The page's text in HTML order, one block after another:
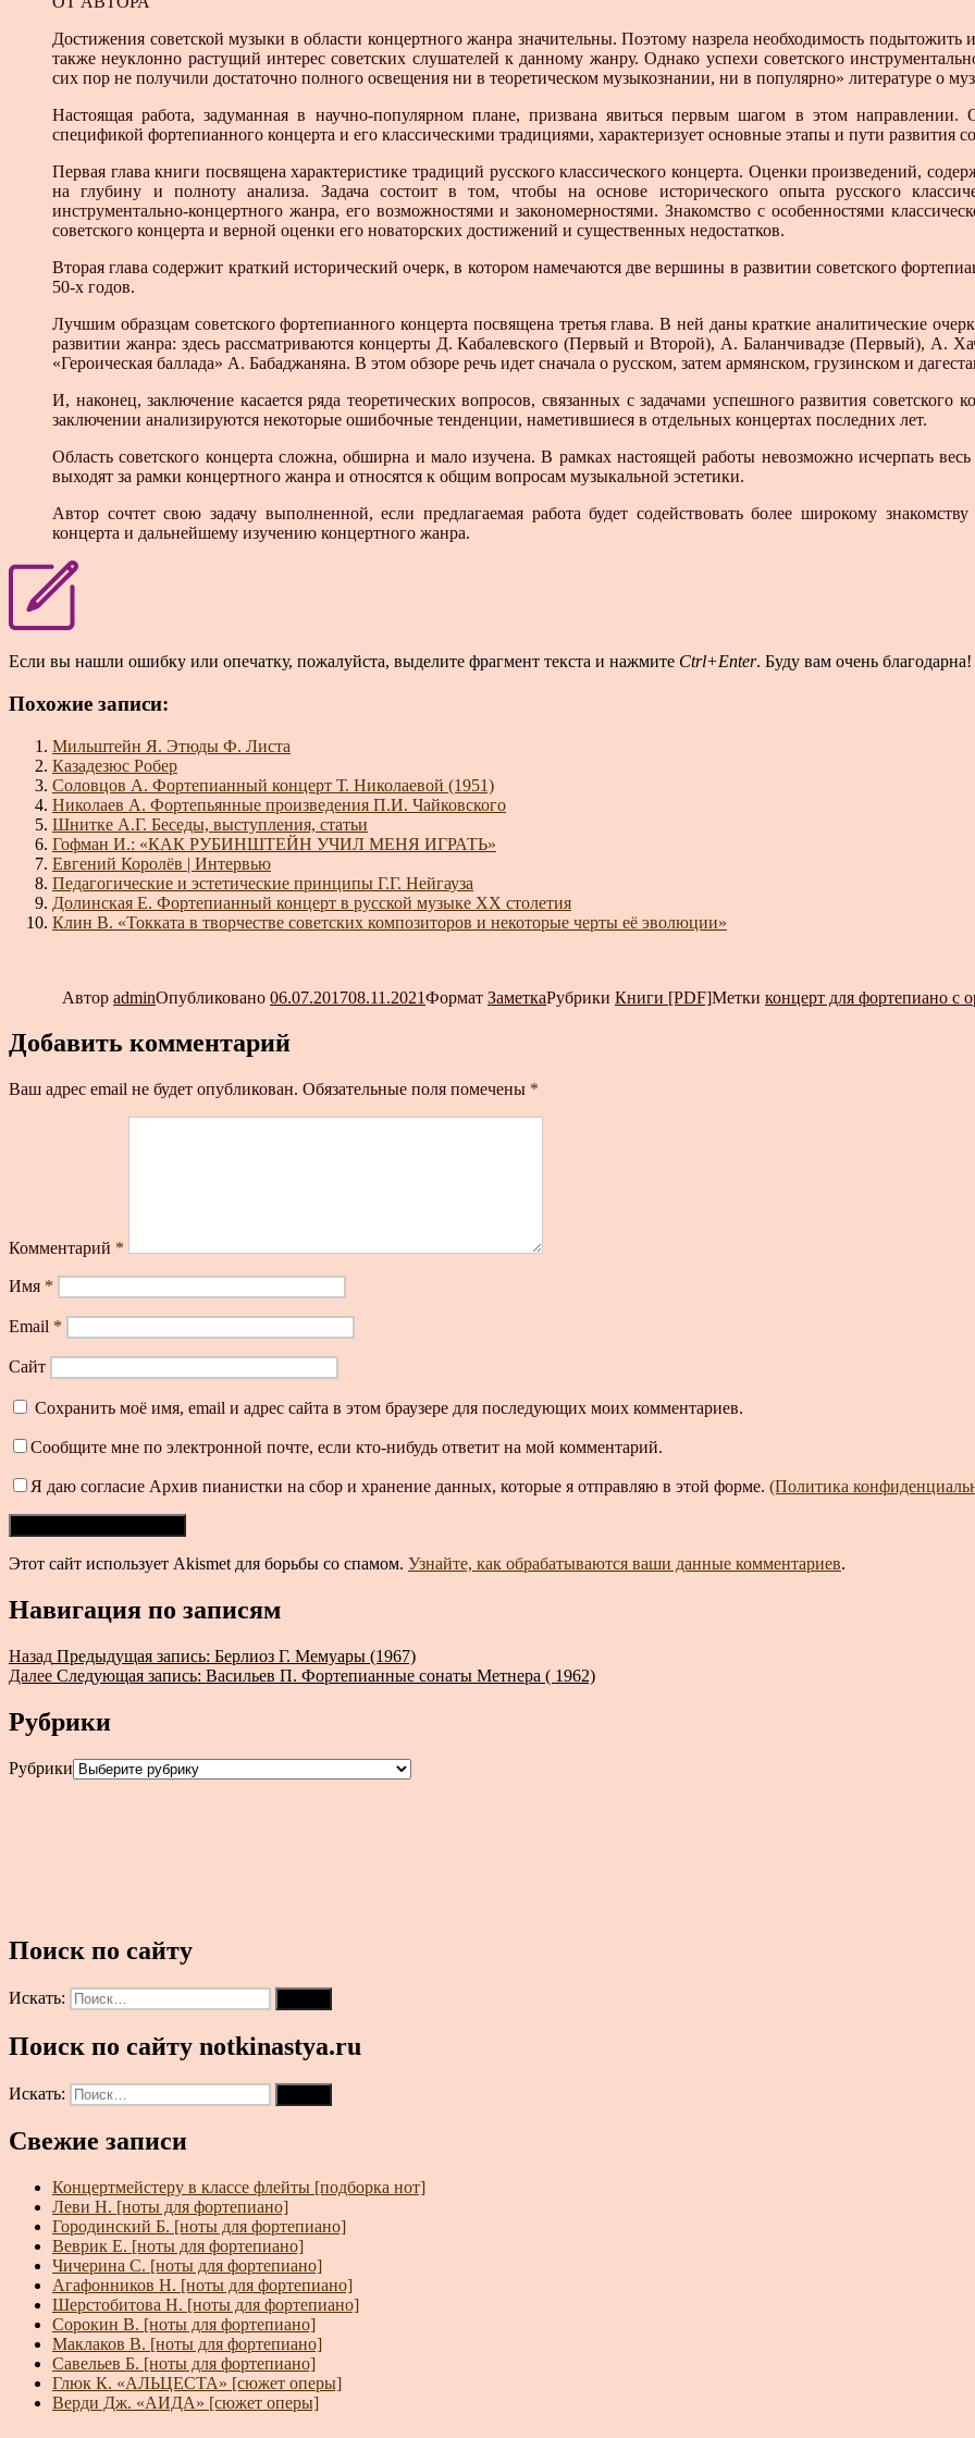
Достижения советской музыки в области концертного жанра значительны. Поэтому назрела необходимость подытожить
также неуклонно растущий интерес советских слушателей к данному жанру. Однако успехи советского
сих пор не получили достаточно полного освещения ни в теоретическом музыкознании, ни в популярно» литературе о
Настоящая работа, задуманная в научно-популярном плане, призвана явиться первым шагом в этом
спецификой фортепианного концерта и его классическими традициями, характеризует основные этапы и пути развития
Первая глава книги посвящена характеристике традиций русского классического концерта. Оценки произведений,
на глубину и полноту анализа. Задача состоит в том, чтобы на основе исторического опыта русского
инструментально-концертного жанра, его возможностями и закономерностями. Знакомство с особенностями
советского концерта и верной оценки его новаторских достижений и существенных недостатков.
Вторая глава содержит краткий исторический очерк, в котором намечаются две вершины в развитии советского
50-х годов.
Лучшим образцам советского фортепианного концерта посвящена третья глава. В ней даны краткие аналитические
развитии жанра: здесь рассматриваются концерты Д. Кабалевского (Первый и Второй), А. Баланчивадзе (Первый), А.
«Героическая баллада» А. Бабаджаняна. В этом обзоре речь идет сначала о русском, затем армянском, грузинском и
И, наконец, заключение касается ряда теоретических вопросов, связанных с задачами успешного развития
заключении анализируются некоторые ошибочные тенденции, наметившиеся в отдельных концертах последних лет.
Область советского концерта сложна, обширна и мало изучена. В рамках настоящей работы невозможно исчерпать
выходят за рамки концертного жанра и относятся к общим вопросам музыкальной эстетики.
Автор сочтет свою задачу выполненной, если предлагаемая работа будет содействовать более широкому
концерта и дальнейшему изучению концертного жанра.
Если вы нашли ошибку или опечатку, пожалуйста, выделите фрагмент текста и нажмите Ctrl+Enter. Буду вам очень благодарна!
Похожие записи:
Мильштейн Я. Этюды Ф. Листа
Казадезюс Робер
Соловцов А. Фортепианный концерт Т. Николаевой (1951)
Николаев А. Фортепьянные произведения П.И. Чайковского
Шнитке А.Г. Беседы, выступления, статьи
Гофман И.: «КАК РУБИНШТЕЙН УЧИЛ МЕНЯ ИГРАТЬ»
Евгений Королёв | Интервью
Педагогические и эстетические принципы Г.Г. Нейгауза
Долинская Е. Фортепианный концерт в русской музыке XX столетия
Клин В. «Токката в творчестве советских композиторов и некоторые черты её эволюции»
Автор adminОпубликовано 06.07.201708.11.2021Формат ЗаметкаРубрики Книги [PDF]Метки концерт для фортепиано с
Добавить комментарий
Ваш адрес email не будет опубликован. Обязательные поля помечены *
Комментарий *
Имя *
Email *
Сайт
Сохранить моё имя, email и адрес сайта в этом браузере для последующих моих комментариев.
Сообщите мне по электронной почте, если кто-нибудь ответит на мой комментарий.
Я даю согласие Архив пианистки на сбор и хранение данных, которые я отправляю в этой форме. (Политика
Этот сайт использует Akismet для борьбы со спамом. Узнайте, как обрабатываются ваши данные комментариев.
Навигация по записям
Назад Предыдущая запись: Берлиоз Г. Мемуары (1967)
Далее Следующая запись: Васильев П. Фортепианные сонаты Метнера ( 1962)
Рубрики
Рубрики
Поиск по сайту
Искать:
Поиск по сайту notkinastya.ru
Искать:
Свежие записи
Концертмейстеру в классе флейты [подборка нот]
Леви Н. [ноты для фортепиано]
Городинский Б. [ноты для фортепиано]
Веврик Е. [ноты для фортепиано]
Чичерина С. [ноты для фортепиано]
Агафонников Н. [ноты для фортепиано]
Шерстобитова Н. [ноты для фортепиано]
Сорокин В. [ноты для фортепиано]
Маклаков В. [ноты для фортепиано]
Савельев Б. [ноты для фортепиано]
Глюк К. «АЛЬЦЕСТА» [сюжет оперы]
Верди Дж. «АИДА» [сюжет оперы]